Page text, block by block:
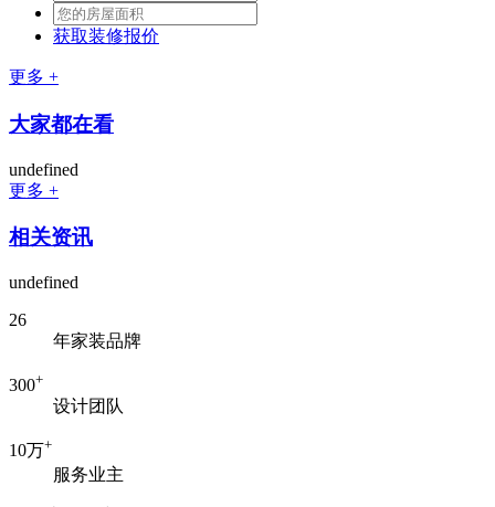
获取装修报价
更多 +
大家都在看
undefined
更多 +
相关资讯
undefined
26
年家装品牌
300+
设计团队
10万+
服务业主